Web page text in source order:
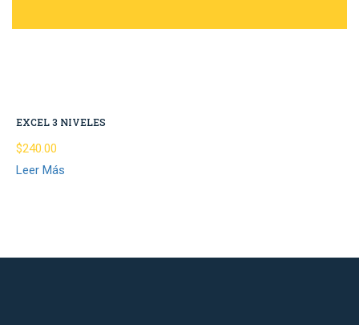
EXCEL 3 NIVELES
$240.00
Leer Más